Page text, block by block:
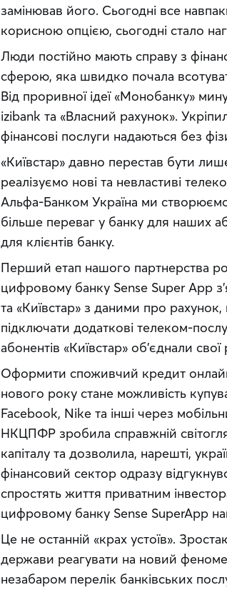
замінював його. Сьогодні все
корисною опцією, сьогодні стало
Люди постійно мають справу з
сферою, яка швидко почала
Від проривної ідеї «Монобанку»
izibank та «Власний рахунок».
фінансові послуги надаються без
«Київстар» давно перестав бути
реалізуємо нові та невластиві
Альфа-Банком Україна ми створюємо
більше переваг у банку для наших
для клієнтів банку.
Перший етап нашого партнерства
цифровому банку Sense Super App
та «Київстар» з даними про
підключати додаткові телеком-
абонентів «Київстар» об’єднали
Оформити споживчий кредит
нового року стане можливість
Facebook, Nike та інші через
НКЦПФР зробила справжній
капіталу та дозволила, нарешті,
фінансовий сектор одразу
спростять життя приватним
цифровому банку Sense SuperApp
Це не останній «крах устоїв».
держави реагувати на новий
незабаром перелік банківських